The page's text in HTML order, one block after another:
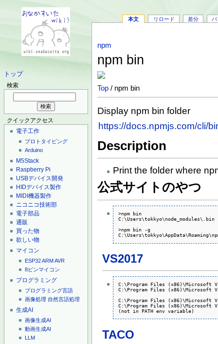
トップ
検索
クイックアクセス
電子工作
プロトタイピング
Arduino
M5Stack
Raspberry Pi
USBデバイス開発
HIDデバイス製作
MIDI機器製作
ニコニコ技術部
電子部品
通販
買った物
欲しい物
マイコン
ESP32ARMAVR
8ピンマイコン
プログラミング
プログラミング言語
画像処理 自然言語処理
生成AI
画像生成AI
動画生成AI
LLM
本文 リロード 差分 バ
npm
npm bin
Top / npm bin
Display npm bin folder
https://docs.npmjs.com/cli/
Description
Print the folder where
公式サイトのやつ
>npm bin
C:\Users\tokkyo\node_modules\.bin
>npm bin -g
VS2017
C:\Program Files (x86)\Microsoft
C:\Program Files (x86)\Microsoft
C:\Program Files (x86)\Microsoft
C:\Program Files (x86)\Microsoft
(not in PATH env variable)
TACO